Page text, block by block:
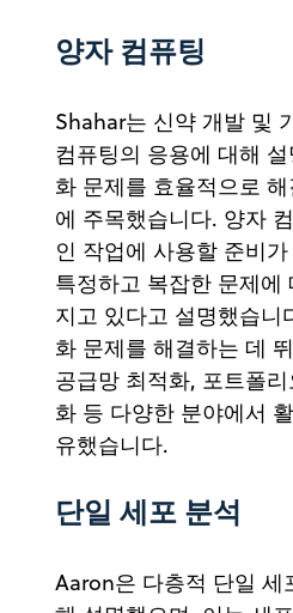
양자 컴퓨팅
Shahar는 신약 개발 및
컴퓨팅의 응용에 대해
화 문제를 효율적으로
에 주목했습니다. 양자
인 작업에 사용할 준비
특정하고 복잡한 문제에
지고 있다고 설명했습니
화 문제를 해결하는 데
공급망 최적화, 포트폴
화 등 다양한 분야에서
유했습니다.
단일 세포 분석
Aaron은 다층적 단일 세